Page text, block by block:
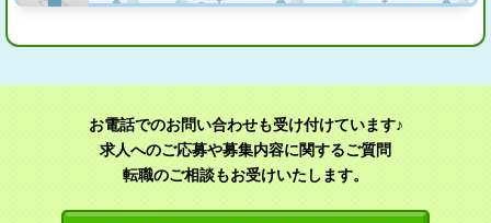
お電話でのお問い合わせも受け付けています♪
求人へのご応募や募集内容に関するご質問
転職のご相談もお受けいたします。